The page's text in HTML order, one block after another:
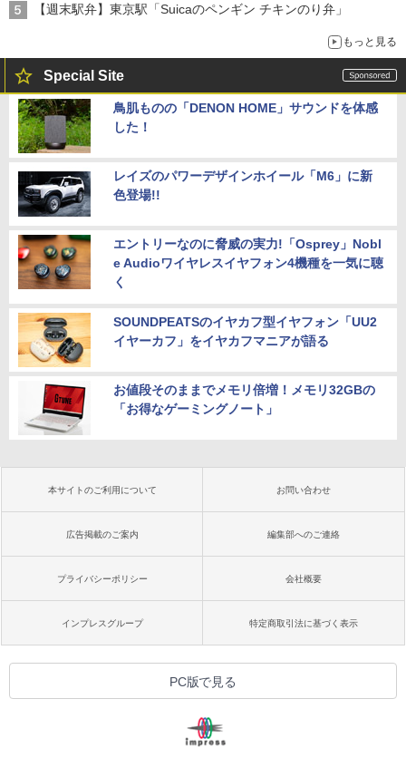
【週末駅弁】東京駅「Suicaのペンギン チキンのり弁」
もっと見る
Special Site
鳥肌ものの「DENON HOME」サウンドを体感
した！
レイズのパワーデザインホイール「M6」に新
色登場!!
エントリーなのに脅威の実力!「Osprey」Nobl
e Audioワイヤレスイヤフォン4機種を一気に聴
く
SOUNDPEATSのイヤカフ型イヤフォン「UU2
イヤーカフ」をイヤカフマニアが語る
お値段そのままでメモリ倍増！メモリ32GBの
「お得なゲーミングノート」
本サイトのご利用について お問い合わせ
広告掲載のご案内 編集部へのご連絡
プライバシーポリシー 会社概要
インプレスグループ 特定商取引法に基づく表示
PC版で見る